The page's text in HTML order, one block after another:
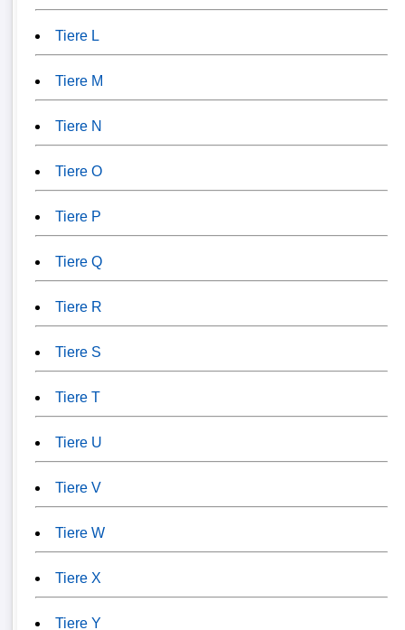
Tiere L
Tiere M
Tiere N
Tiere O
Tiere P
Tiere Q
Tiere R
Tiere S
Tiere T
Tiere U
Tiere V
Tiere W
Tiere X
Tiere Y